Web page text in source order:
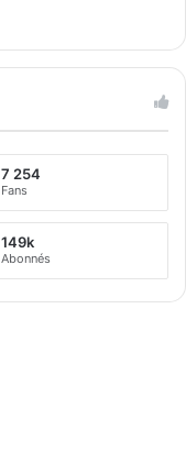
7 254
Fans
149k
Abonnés